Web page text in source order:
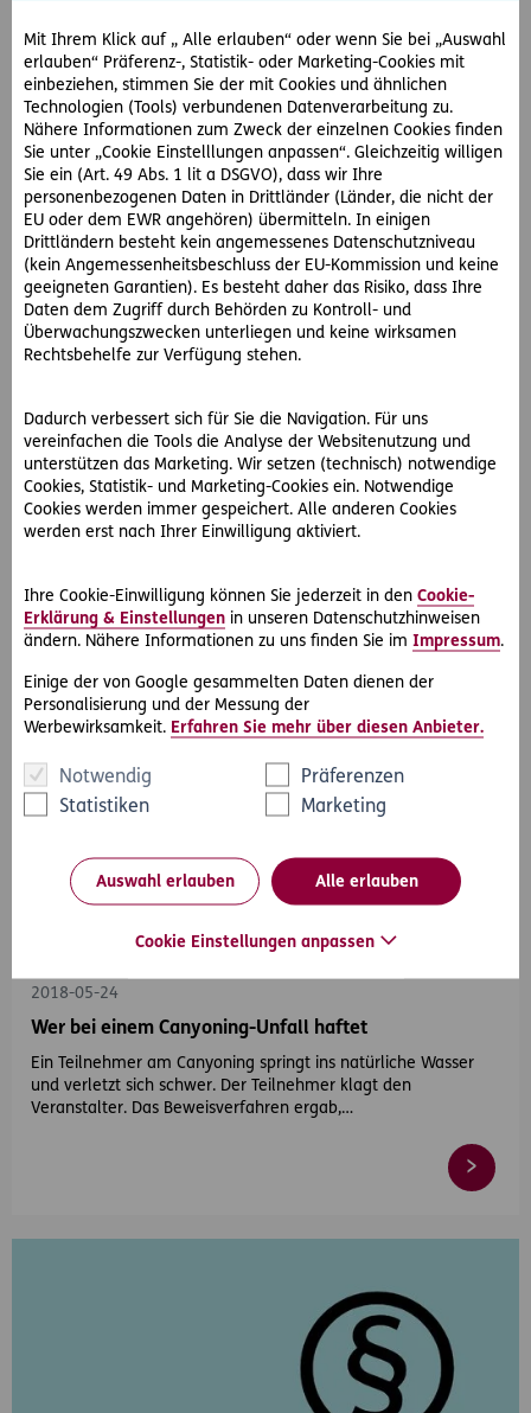
Mit Ihrem Klick auf „ Alle erlauben“ oder wenn Sie bei „Auswahl
erlauben“ Präferenz-, Statistik- oder Marketing-Cookies mit
einbeziehen, stimmen Sie der mit Cookies und ähnlichen
Technologien (Tools) verbundenen Datenverarbeitung zu.
Nähere Informationen zum Zweck der einzelnen Cookies finden
Sie unter „Cookie Einstelllungen anpassen“. Gleichzeitig willigen
Sie ein (Art. 49 Abs. 1 lit a DSGVO), dass wir Ihre
personenbezogenen Daten in Drittländer (Länder, die nicht der
EU oder dem EWR angehören) übermitteln. In einigen
Drittländern besteht kein angemessenes Datenschutzniveau
(kein Angemessenheitsbeschluss der EU-Kommission und keine
geeigneten Garantien). Es besteht daher das Risiko, dass Ihre
Daten dem Zugriff durch Behörden zu Kontroll- und
Überwachungszwecken unterliegen und keine wirksamen
Rechtsbehelfe zur Verfügung stehen.
Dadurch verbessert sich für Sie die Navigation. Für uns
vereinfachen die Tools die Analyse der Websitenutzung und
unterstützen das Marketing. Wir setzen (technisch) notwendige
Cookies, Statistik- und Marketing-Cookies ein. Notwendige
Cookies werden immer gespeichert. Alle anderen Cookies
werden erst nach Ihrer Einwilligung aktiviert.
Ihre Cookie-Einwilligung können Sie jederzeit in den Cookie-
Erklärung & Einstellungen in unseren Datenschutzhinweisen
ändern. Nähere Informationen zu uns finden Sie im Impressum.
Einige der von Google gesammelten Daten dienen der
Personalisierung und der Messung der
Werbewirksamkeit. Erfahren Sie mehr über diesen Anbieter.
Notwendig
Präferenzen
Statistiken
Marketing
Auswahl erlauben Alle erlauben
Cookie Einstellungen anpassen
#Rechtsprechung #Sport & Outdoor
2019-01-23
Sturz am Golfplatz wegen defektem Deckel der
Bewässerungsanlage – Haftet der
Golfplatzbetreiber?
Der Kläger stürzt am Golfplatz, den der Beklagte betreibt. Er
#Rechtsprechung #Sport & Outdoor
2018-05-24
Wer bei einem Canyoning-Unfall haftet
Ein Teilnehmer am Canyoning springt ins natürliche Wasser
und verletzt sich schwer. Der Teilnehmer klagt den
Veranstalter. Das Beweisverfahren ergab,…